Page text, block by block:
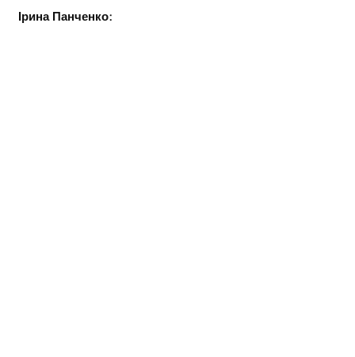
Ірина Панченко: